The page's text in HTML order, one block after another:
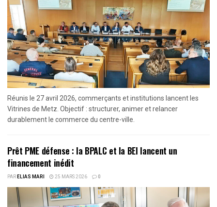
Réunis le 27 avril 2026, commerçants et institutions lancent les
Vitrines de Metz. Objectif : structurer, animer et relancer
durablement le commerce du centre-ville.
Prêt PME défense : la BPALC et la BEI lancent un
financement inédit
PARELIAS MARI 25 MARS 2026 0